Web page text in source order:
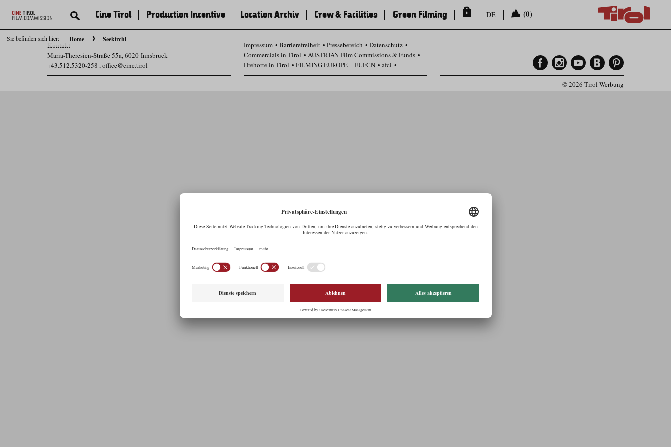
Sie befinden sich hier: Home Seekirchl
Cine Tirol Production Incentive Location Archiv Crew & Facilities Green Filming DE (0)
Kontakt
Maria-Theresien-Straße 55a, 6020 Innsbruck
+43.512.5320-258 ,office@cine.tirol
Impressum Barrierefreiheit Pressebereich
Datenschutz
Commercials in Tirol
AUSTRIAN Film Commissions & Funds
Drehorte in Tirol
FILMING EUROPE – EUFCN
afci
Datenschutz Einstellungen
© 2026 Tirol Werbung